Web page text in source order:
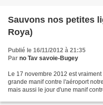
Sauvons nos petites
Roya)
Publié le 16/11/2012 à 21:35
Par no Tav savoie-Bugey
Le 17 novembre 2012 est
grande manif contre l'aéroport
mais aussi le jour d'une manif